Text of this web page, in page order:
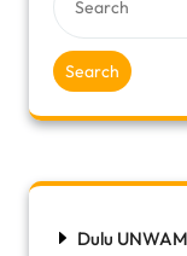
Search
Dulu